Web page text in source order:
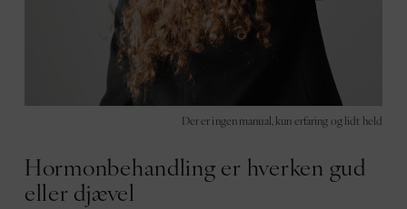
Der er ingen manual, kun erfaring og lidt held
Hormonbehandling er hverken gud
eller djævel